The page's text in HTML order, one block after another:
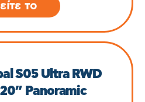
το
S05 Ultra RWD
Panoramic